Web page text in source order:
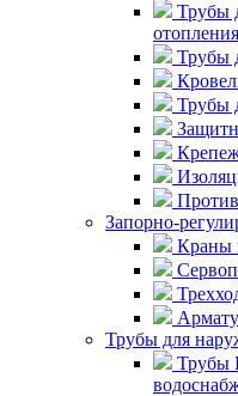
Трубы
отопления
Трубы
Трубы
Запорно-
Краны
Трубы для
Трубы